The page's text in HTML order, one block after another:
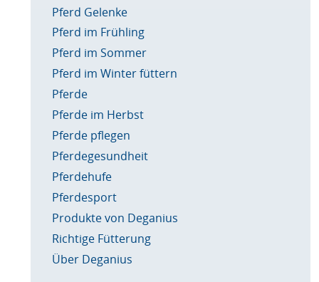
Pferd Gelenke
Pferd im Frühling
Pferd im Sommer
Pferd im Winter füttern
Pferde
Pferde im Herbst
Pferde pflegen
Pferdegesundheit
Pferdehufe
Pferdesport
Produkte von Deganius
Richtige Fütterung
Über Deganius